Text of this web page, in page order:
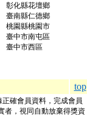
化縣花壇鄉
南縣仁德鄉
園縣桃園市
中市南屯區
中市西區
top
正確會員資料，完成會員
者，視同自動放棄得獎資